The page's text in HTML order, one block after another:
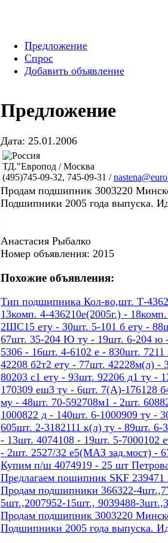
Предложение
Спрос
Добавить объявление
Предложение
Дата: 25.01.2006
ТД."Европод / Москва
(495)745-09-32, 745-09-31 /
Продам подшипник 3003220
Подшипники 2005 года выпуска.
Анастасия Рыбалко
Номер объявления: 2015
Похожие объявления:
Тип подшипника Кол-во,шт. Т-
13комп. 4-436210е(2005г.) -
2ШС15 ету - 30шт. 5-101 б ету -
67шт. 35-204 Ю ту - 19шт. 6-204 ю
5306 - 16шт. 4-6102 е - 830шт.
42208 б2т2 ету - 77шт. 42228м(л)
80203 с1 ету - 93шт. 92206 д1 ту
170309 еш3 ту - 6шт. 7(А)-176128
му - 48шт. 70-592708м1 - 2шт.
1000822 д - 140шт. 6-1000909 ту -
605шт. 2-3182111 к(л) ту - 89шт.
- 13шт. 4074108 - 19шт. 5-7000102
- 2шт. 2527/32 е5(МАЗ зад.мост) -
Купим п/ш 4074919 - 25 шт
Предлагаем пошипник SKF 239471
Продам подшипники 366322-
5шт.,2007952-15шт., 9039488-
Продам подшипник 3003220
Подшипники 2005 года выпуска.